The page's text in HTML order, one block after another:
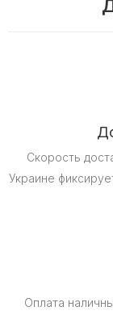
Скорость
Украине
Оплата